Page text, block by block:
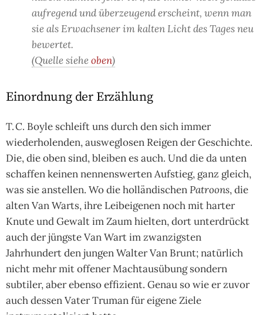
aufregend und überzeugend erscheint, wenn man
sie als Erwachsener im kalten Licht des Tages neu
bewertet.
(Quelle sieheoben)
Einordnung der Erzählung
T. C. Boyle schleift uns durch den sich immer
wiederholenden, ausweglosen Reigen der Geschichte.
Die, die oben sind, bleiben es auch. Und die da unten
schaffen keinen nennenswerten Aufstieg, ganz gleich,
was sie anstellen. Wo die holländischenPatroons, die
alten Van Warts, ihre Leibeigenen noch mit harter
Knute und Gewalt im Zaum hielten, dort unterdrückt
auch der jüngste Van Wart im zwanzigsten
Jahrhundert den jungen Walter Van Brunt; natürlich
nicht mehr mit offener Machtausübung sondern
subtiler, aber ebenso effizient. Genau so wie er zuvor
auch dessen Vater Truman für eigene Ziele